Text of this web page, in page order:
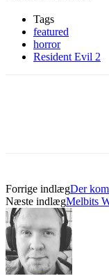
Tags
featured
horror
Resident Evil 2
Forrige indlægDer
Næste indlægMelbits